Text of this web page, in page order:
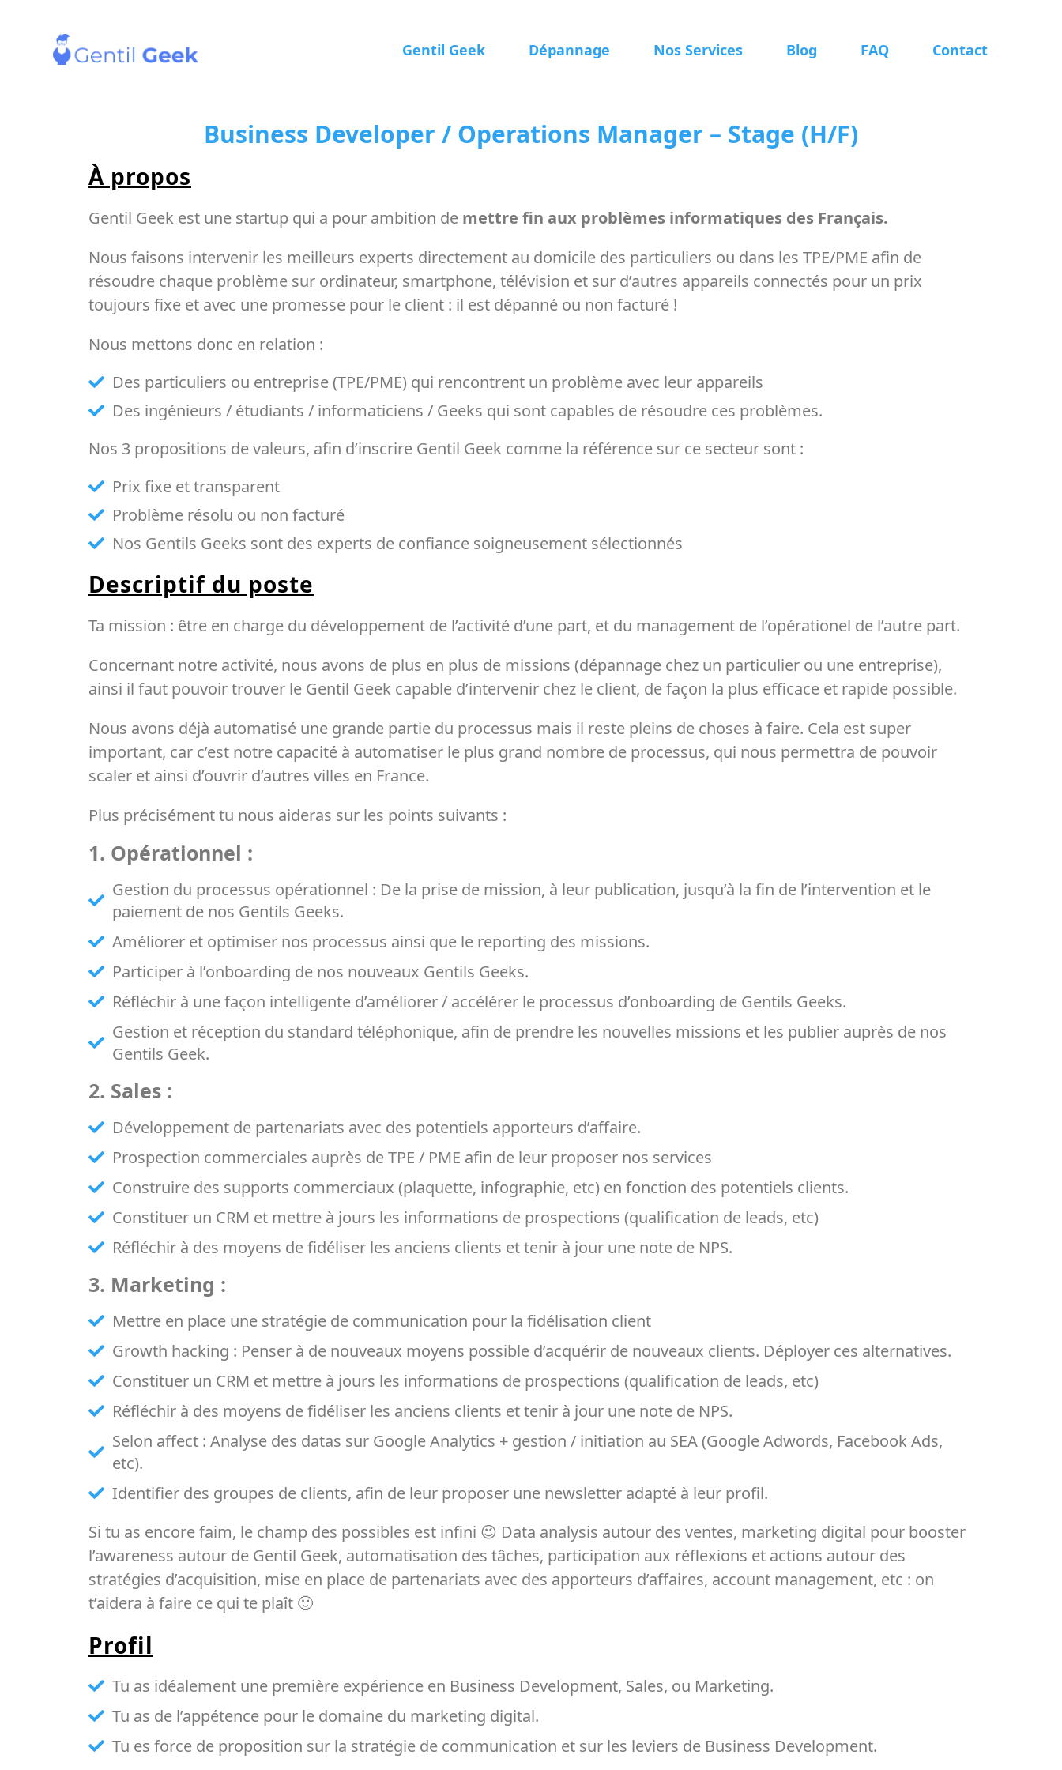
Gentil Geek Dépannage Nos Services Blog FAQ Contact
Business Developer / Operations Manager – Stage (H/F)
À propos
Gentil Geek est une startup qui a pour ambition de mettre fin aux problèmes informatiques des Français.
Nous faisons intervenir les meilleurs experts directement au domicile des particuliers ou dans les TPE/PME afin de
résoudre chaque problème sur ordinateur, smartphone, télévision et sur d’autres appareils connectés pour un prix
toujours fixe et avec une promesse pour le client : il est dépanné ou non facturé !
Nous mettons donc en relation :
Des particuliers ou entreprise (TPE/PME) qui rencontrent un problème avec leur appareils
Des ingénieurs / étudiants / informaticiens / Geeks qui sont capables de résoudre ces problèmes.
Nos 3 propositions de valeurs, afin d’inscrire Gentil Geek comme la référence sur ce secteur sont :
Prix fixe et transparent
Problème résolu ou non facturé
Nos Gentils Geeks sont des experts de confiance soigneusement sélectionnés
Descriptif du poste
Ta mission : être en charge du développement de l’activité d’une part, et du management de l’opérationel de l’autre part.
Concernant notre activité, nous avons de plus en plus de missions (dépannage chez un particulier ou une entreprise),
ainsi il faut pouvoir trouver le Gentil Geek capable d’intervenir chez le client, de façon la plus efficace et rapide possible.
Nous avons déjà automatisé une grande partie du processus mais il reste pleins de choses à faire. Cela est super
important, car c’est notre capacité à automatiser le plus grand nombre de processus, qui nous permettra de pouvoir
scaler et ainsi d’ouvrir d’autres villes en France.
Plus précisément tu nous aideras sur les points suivants :
1. Opérationnel :
Gestion du processus opérationnel : De la prise de mission, à leur publication, jusqu’à la fin de l’intervention et le
paiement de nos Gentils Geeks.
Améliorer et optimiser nos processus ainsi que le reporting des missions.
Participer à l’onboarding de nos nouveaux Gentils Geeks.
Réfléchir à une façon intelligente d’améliorer / accélérer le processus d’onboarding de Gentils Geeks.
Gestion et réception du standard téléphonique, afin de prendre les nouvelles missions et les publier auprès de nos
Gentils Geek.
2. Sales :
Développement de partenariats avec des potentiels apporteurs d’affaire.
Prospection commerciales auprès de TPE / PME afin de leur proposer nos services
Construire des supports commerciaux (plaquette, infographie, etc) en fonction des potentiels clients.
Constituer un CRM et mettre à jours les informations de prospections (qualification de leads, etc)
Réfléchir à des moyens de fidéliser les anciens clients et tenir à jour une note de NPS.
3. Marketing :
Mettre en place une stratégie de communication pour la fidélisation client
Growth hacking : Penser à de nouveaux moyens possible d’acquérir de nouveaux clients. Déployer ces alternatives.
Constituer un CRM et mettre à jours les informations de prospections (qualification de leads, etc)
Réfléchir à des moyens de fidéliser les anciens clients et tenir à jour une note de NPS.
Selon affect : Analyse des datas sur Google Analytics + gestion / initiation au SEA (Google Adwords, Facebook Ads,
etc).
Identifier des groupes de clients, afin de leur proposer une newsletter adapté à leur profil.
Si tu as encore faim, le champ des possibles est infini 😉 Data analysis autour des ventes, marketing digital pour booster
l’awareness autour de Gentil Geek, automatisation des tâches, participation aux réflexions et actions autour des
stratégies d’acquisition, mise en place de partenariats avec des apporteurs d’affaires, account management, etc : on
t’aidera à faire ce qui te plaît 🙂
Profil
Tu as idéalement une première expérience en Business Development, Sales, ou Marketing.
Tu as de l’appétence pour le domaine du marketing digital.
Tu es force de proposition sur la stratégie de communication et sur les leviers de Business Development.